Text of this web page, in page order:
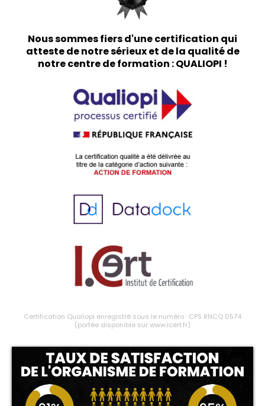
Nous sommes fiers d'une certification qui
atteste de notre sérieux et de la qualité de
notre centre de formation : QUALIOPI !
Certification Qualiopi enregistré sous le numéro : CPS RNCQ 0574
(portée disponible sur www.icert.fr)